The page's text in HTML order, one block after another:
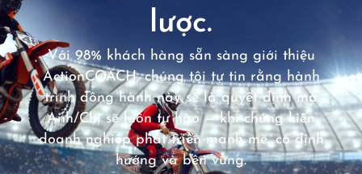
lược.
Với 98% khách hàng sẵn sàng giới thiệu
ActionCOACH, chúng tôi tự tin rằng hành
trình đồng hành này sẽ là quyết định mà
Anh/Chị sẽ luôn tự hào — khi chứng kiến
doanh nghiệp phát triển mạnh mẽ, có định
hướng và bền vững.